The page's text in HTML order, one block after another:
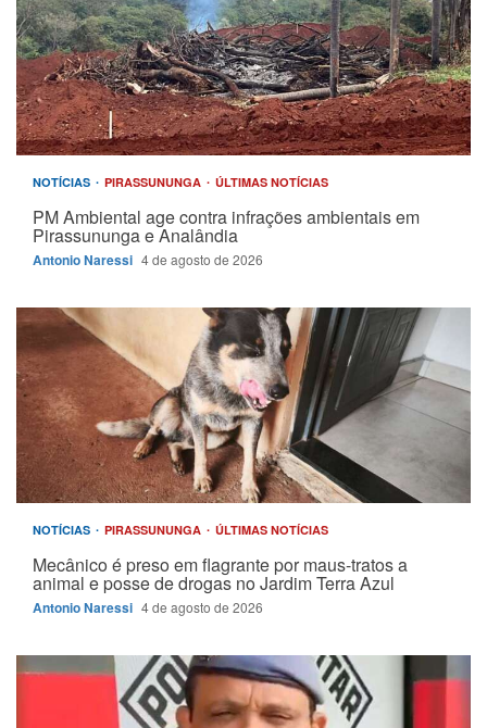
NOTÍCIAS PIRASSUNUNGA ÚLTIMAS NOTÍCIAS
PM Ambiental age contra infrações ambientais em
Pirassununga e Analândia
Antonio Naressi 4 de agosto de 2026
NOTÍCIAS PIRASSUNUNGA ÚLTIMAS NOTÍCIAS
Mecânico é preso em flagrante por maus-tratos a
animal e posse de drogas no Jardim Terra Azul
Antonio Naressi 4 de agosto de 2026